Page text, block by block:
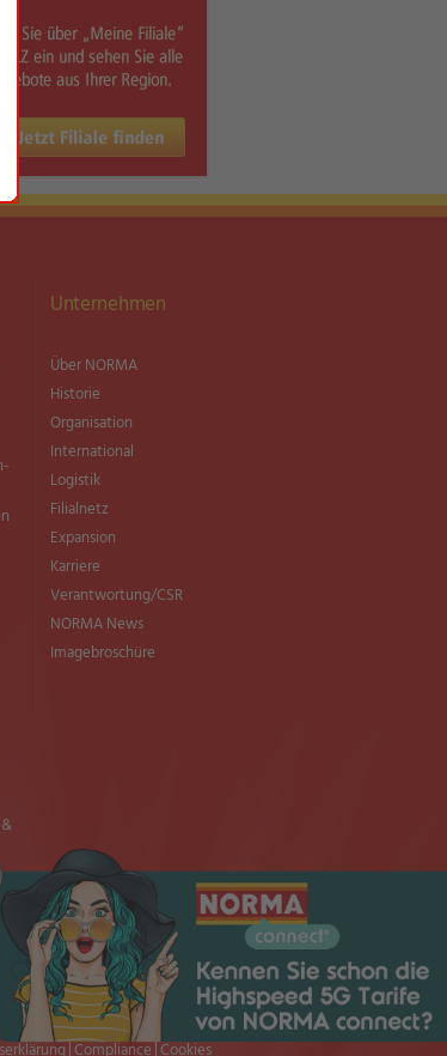
Unternehmen
Über NORMA
Historie
Organisation
International
Logistik
Filialnetz
Expansion
Karriere
Verantwortung/CSR
NORMA News
Imagebroschüre
Seite drucken
Nach oben
Compliance Cookies